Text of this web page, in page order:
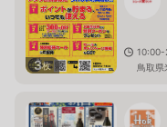
3枚
10:00-
鳥取